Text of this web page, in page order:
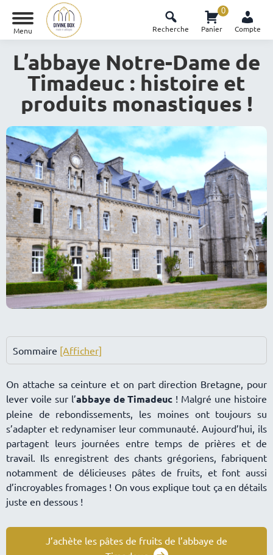
Menu Recherche Panier
0
Compte
L’abbaye Notre-Dame de
Timadeuc : histoire et
produits monastiques !
Sommaire [Afficher]
On attache sa ceinture et on part direction Bretagne, pour
lever voile sur l’abbaye de Timadeuc ! Malgré une histoire
pleine de rebondissements, les moines ont toujours su
s’adapter et redynamiser leur communauté. Aujourd’hui, ils
partagent leurs journées entre temps de prières et de
travail. Ils enregistrent des chants grégoriens, fabriquent
notamment de délicieuses pâtes de fruits, et font aussi
d’incroyables fromages ! On vous explique tout ça en détails
juste en dessous !
J’achète les pâtes de fruits de l’abbaye de